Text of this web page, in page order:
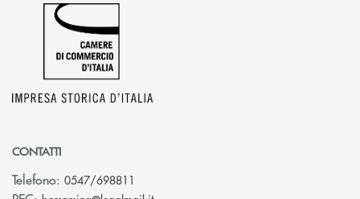
CONTATTI
Telefono: 0547/698811